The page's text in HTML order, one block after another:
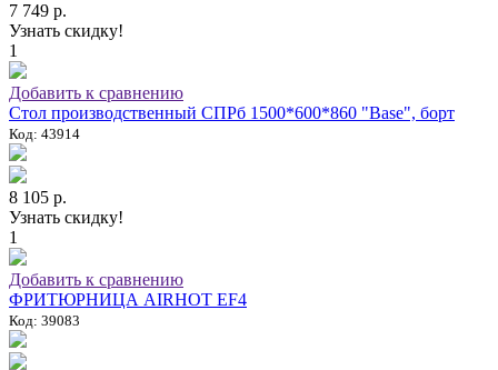
7 749 р.
Узнать скидку!
1
Добавить к сравнению
Стол производственный СПРб 1500*600*860 "Base", борт
Код: 43914
8 105 р.
Узнать скидку!
1
Добавить к сравнению
ФРИТЮРНИЦА AIRHOT EF4
Код: 39083